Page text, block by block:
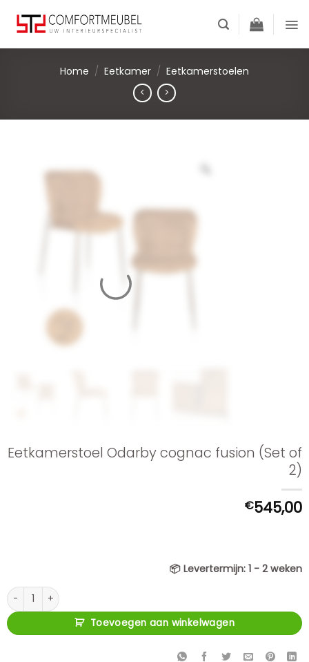
content
Home / Eetkamer / Eetkamerstoelen
Eetkamerstoel Odarby cognac fusion (Set of
2)
€545,00
📦 Levertermijn: 1 - 2 weken
Eetkamerstoel Odarby cognac fusion (Set of 2) aantal
Toevoegen aan winkelwagen